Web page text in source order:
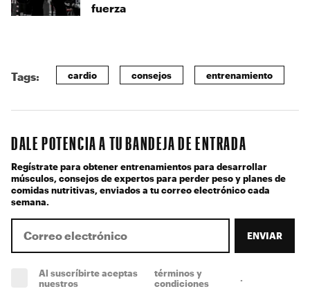
fuerza
Tags: cardio consejos entrenamiento
DALE POTENCIA A TU BANDEJA DE ENTRADA
Regístrate para obtener entrenamientos para desarrollar
músculos, consejos de expertos para perder peso y planes de
comidas nutritivas, enviados a tu correo electrónico cada
semana.
ENVIAR
Al suscríbirte aceptas
nuestros
términos y
condiciones
.